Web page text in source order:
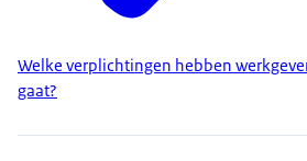
Welke verplichtingen hebben
gaat?